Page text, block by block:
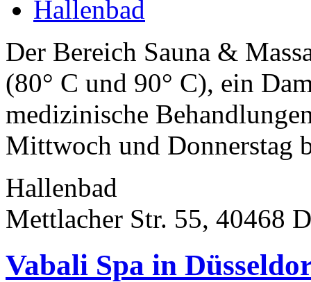
Hallenbad
Der Bereich Sauna &
(80° C und 90° C), ein
medizinische
Mittwoch und Donnerstag
Hallenbad
Mettlacher Str. 55, 40468
Vabali Spa in